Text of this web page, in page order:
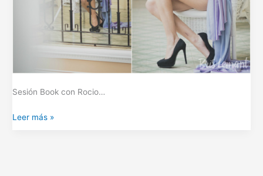
Sesión Book con Rocio…
Leer más »